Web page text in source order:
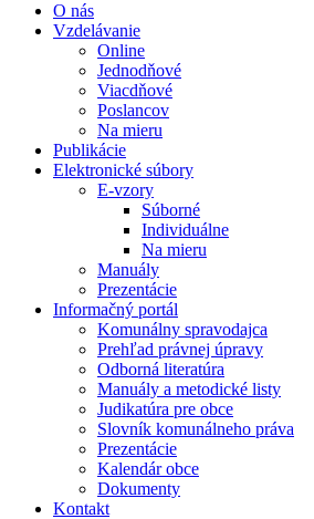
O nás
Vzdelávanie
Online
Jednodňové
Viacdňové
Poslancov
Na mieru
Publikácie
Elektronické súbory
E-vzory
Súborné
Individuálne
Na mieru
Manuály
Prezentácie
Informačný portál
Komunálny spravodajca
Prehľad právnej úpravy
Odborná literatúra
Manuály a metodické listy
Judikatúra pre obce
Slovník komunálneho práva
Prezentácie
Kalendár obce
Dokumenty
Kontakt